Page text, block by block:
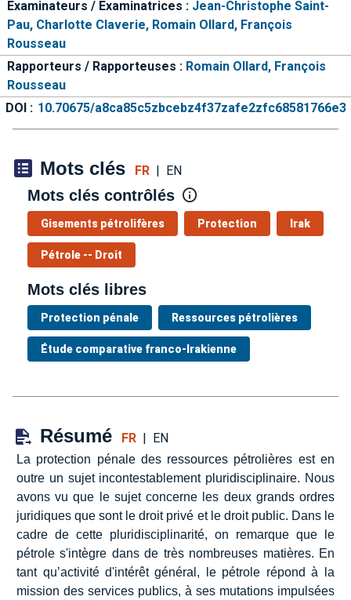
Examinateurs / Examinatrices : Jean-Christophe Saint-
Pau, Charlotte Claverie, Romain Ollard, François
Rousseau
Rapporteurs / Rapporteuses : Romain Ollard, François
Rousseau
DOI : 10.70675/a8ca85c5zbcebz4f37zafe2zfc68581766e3
Mots clés FR | EN
Mots clés contrôlés
Gisements pétrolifères Protection Irak
Pétrole -- Droit
Mots clés libres
Protection pénale Ressources pétrolières
Étude comparative franco-Irakienne
Résumé FR | EN
La protection pénale des ressources pétrolières est en
outre un sujet incontestablement pluridisciplinaire. Nous
avons vu que le sujet concerne les deux grands ordres
juridiques que sont le droit privé et le droit public. Dans le
cadre de cette pluridisciplinarité, on remarque que le
pétrole s'intègre dans de très nombreuses matières. En
tant qu’activité d'intérêt général, le pétrole répond à la
mission des services publics, à ses mutations impulsées